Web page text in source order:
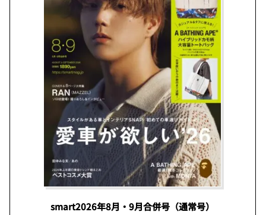
smart2026年8月・9月合併号（通常号）